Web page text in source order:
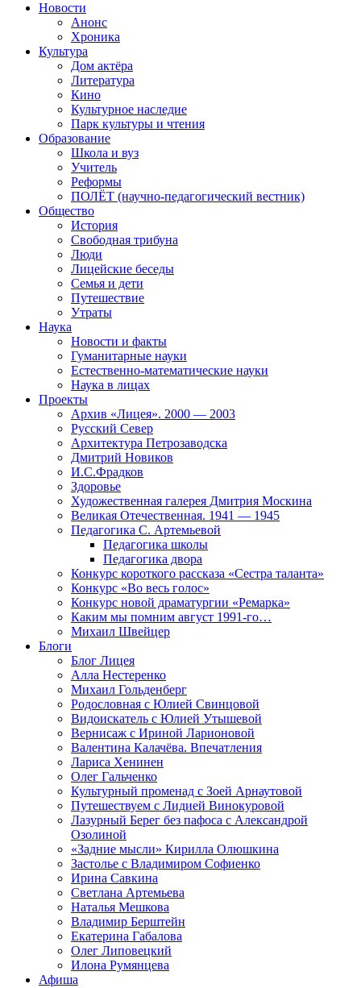
Новости
Анонс
Хроника
Культура
Дом актёра
Литература
Кино
Культурное наследие
Парк культуры и чтения
Образование
Школа и вуз
Учитель
Реформы
ПОЛЁТ (научно-педагогический вестник)
Общество
История
Свободная трибуна
Люди
Лицейские беседы
Семья и дети
Путешествие
Утраты
Наука
Новости и факты
Гуманитарные науки
Естественно-математические науки
Наука в лицах
Проекты
Архив «Лицея». 2000 — 2003
Русский Север
Архитектура Петрозаводска
Дмитрий Новиков
И.С.Фрадков
Здоровье
Художественная галерея Дмитрия Москина
Великая Отечественная. 1941 — 1945
Педагогика С. Артемьевой
Педагогика школы
Педагогика двора
Конкурс короткого рассказа «Сестра таланта»
Конкурс «Во весь голос»
Конкурс новой драматургии «Ремарка»
Каким мы помним август 1991-го…
Михаил Швейцер
Блоги
Блог Лицея
Алла Нестеренко
Михаил Гольденберг
Родословная с Юлией Свинцовой
Видоискатель с Юлией Утышевой
Вернисаж с Ириной Ларионовой
Валентина Калачёва. Впечатления
Лариса Хенинен
Олег Гальченко
Культурный променад с Зоей Арнаутовой
Путешествуем с Лидией Винокуровой
Лазурный Берег без пафоса с Александрой
Озолиной
«Задние мысли» Кирилла Олюшкина
Застолье с Владимиром Софиенко
Ирина Савкина
Светлана Артемьева
Наталья Мешкова
Владимир Берштейн
Екатерина Габалова
Олег Липовецкий
Илона Румянцева
Афиша